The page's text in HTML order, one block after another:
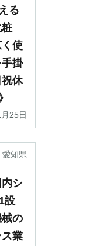
る
使
掛
休
25日
愛知県
内シ
設
の
業